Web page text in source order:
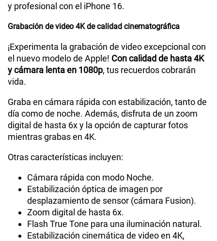
y profesional con el iPhone 16.
Grabación de video 4K de calidad cinematográfica
¡Experimenta la grabación de video excepcional con
el nuevo modelo de Apple! Con calidad de hasta 4K
y cámara lenta en 1080p, tus recuerdos cobrarán
vida.
Graba en cámara rápida con estabilización, tanto de
día como de noche. Además, disfruta de un zoom
digital de hasta 6x y la opción de capturar fotos
mientras grabas en 4K.
Otras características incluyen:
Cámara rápida con modo Noche.
Estabilización óptica de imagen por
desplazamiento de sensor (cámara Fusion).
Zoom digital de hasta 6x.
Flash True Tone para una iluminación natural.
Estabilización cinemática de video en 4K,